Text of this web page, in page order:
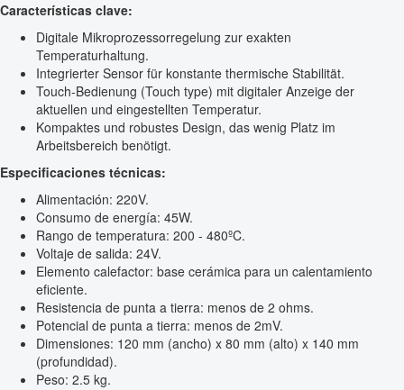
Características clave:
Digitale Mikroprozessorregelung zur exakten
Temperaturhaltung.
Integrierter Sensor für konstante thermische Stabilität.
Touch-Bedienung (Touch type) mit digitaler Anzeige der
aktuellen und eingestellten Temperatur.
Kompaktes und robustes Design, das wenig Platz im
Arbeitsbereich benötigt.
Especificaciones técnicas:
Alimentación: 220V.
Consumo de energía: 45W.
Rango de temperatura: 200 - 480ºC.
Voltaje de salida: 24V.
Elemento calefactor: base cerámica para un calentamiento
eficiente.
Resistencia de punta a tierra: menos de 2 ohms.
Potencial de punta a tierra: menos de 2mV.
Dimensiones: 120 mm (ancho) x 80 mm (alto) x 140 mm
(profundidad).
Peso: 2.5 kg.